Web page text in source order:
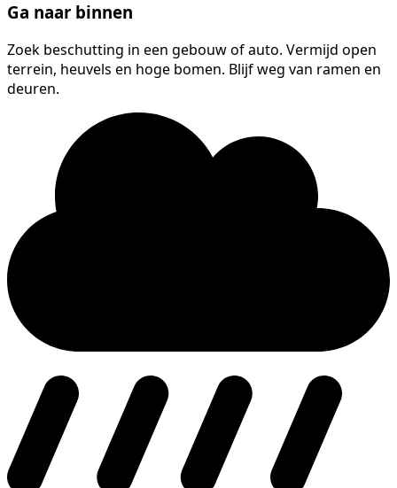
Ga naar binnen
Zoek beschutting in een gebouw of auto. Vermijd open
terrein, heuvels en hoge bomen. Blijf weg van ramen en
deuren.